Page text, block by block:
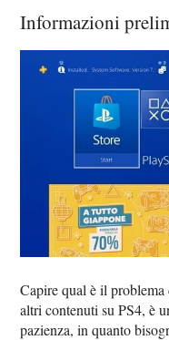
Informazioni
Capire qual è il
altri contenuti su PS4, è
pazienza, in quanto